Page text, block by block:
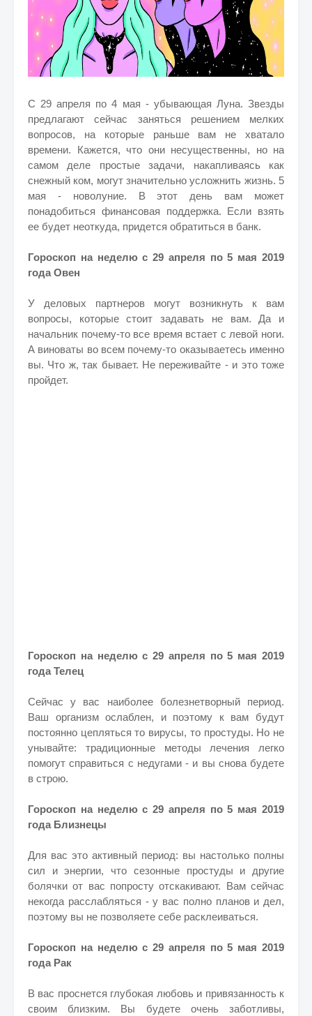
С 29 апреля по 4 мая - убывающая Луна. Звезды
предлагают сейчас заняться решением мелких
вопросов, на которые раньше вам не хватало
времени. Кажется, что они несущественны, но на
самом деле простые задачи, накапливаясь как
снежный ком, могут значительно усложнить жизнь. 5
мая - новолуние. В этот день вам может
понадобиться финансовая поддержка. Если взять
ее будет неоткуда, придется обратиться в банк.
Гороскоп на неделю с 29 апреля по 5 мая 2019
года Овен
У деловых партнеров могут возникнуть к вам
вопросы, которые стоит задавать не вам. Да и
начальник почему-то все время встает с левой ноги.
А виноваты во всем почему-то оказываетесь именно
вы. Что ж, так бывает. Не переживайте - и это тоже
пройдет.
Гороскоп на неделю с 29 апреля по 5 мая 2019
года Телец
Сейчас у вас наиболее болезнетворный период.
Ваш организм ослаблен, и поэтому к вам будут
постоянно цепляться то вирусы, то простуды. Но не
унывайте: традиционные методы лечения легко
помогут справиться с недугами - и вы снова будете
в строю.
Гороскоп на неделю с 29 апреля по 5 мая 2019
года Близнецы
Для вас это активный период: вы настолько полны
сил и энергии, что сезонные простуды и другие
болячки от вас попросту отскакивают. Вам сейчас
некогда расслабляться - у вас полно планов и дел,
поэтому вы не позволяете себе расклеиваться.
Гороскоп на неделю с 29 апреля по 5 мая 2019
года Рак
В вас проснется глубокая любовь и привязанность к
своим близким. Вы будете очень заботливы,